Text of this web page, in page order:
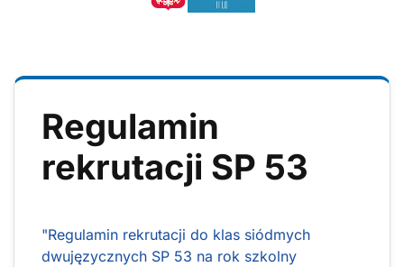
Regulamin
rekrutacji SP 53
"Regulamin rekrutacji do klas siódmych
dwujęzycznych SP 53 na rok szkolny